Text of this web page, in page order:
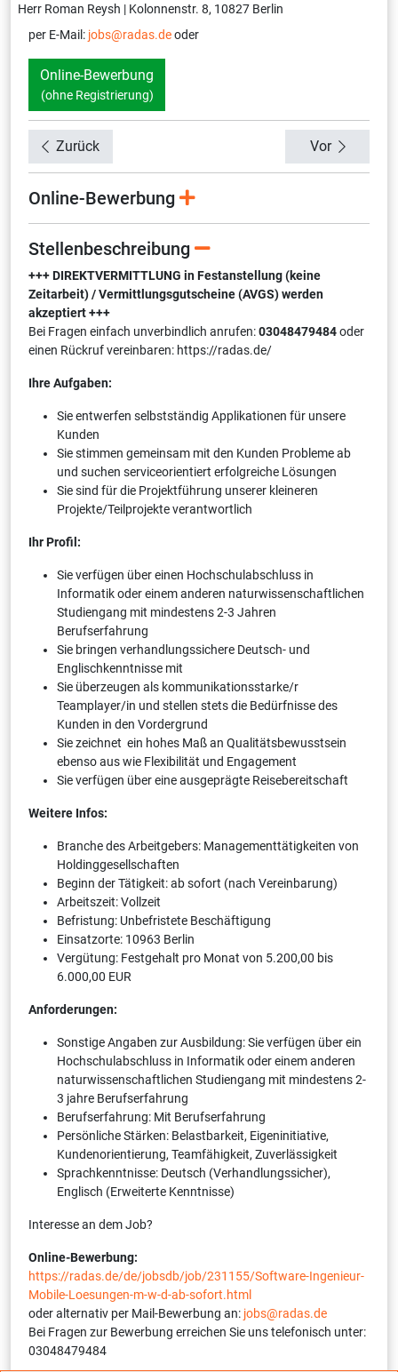
Herr Roman Reysh | Kolonnenstr. 8, 10827 Berlin
per E-Mail: jobs@radas.deoder
Online-Bewerbung
(ohne Registrierung)
Zurück Vor
Online-Bewerbung
Stellenbeschreibung
+++ DIREKTVERMITTLUNG in Festanstellung (keine
Zeitarbeit) / Vermittlungsgutscheine (AVGS) werden
akzeptiert +++
Bei Fragen einfach unverbindlich anrufen:03048479484oder
einen Rückruf vereinbaren: https://radas.de/
Ihre Aufgaben:
Sie entwerfen selbstständig Applikationen für unsere
Kunden
Sie stimmen gemeinsam mit den Kunden Probleme ab
und suchen serviceorientiert erfolgreiche Lösungen
Sie sind für die Projektführung unserer kleineren
Projekte/Teilprojekte verantwortlich
Ihr Profil:
Sie verfügen über einen Hoch­schulabschluss in
Informatik oder einem anderen naturwissenschaftlichen
Studiengang mit mindestens 2-3 Jahren
Berufserfahrung
Sie bringen verhandlungssichere Deutsch- und
Englischkenntnisse mit
Sie überzeugen als kommunikationsstarke/r
Teamplayer/in und stellen stets die Bedürfnisse des
Kunden in den Vordergrund
Sie zeichnet ein hohes Maß an Qualitätsbewusstsein
ebenso aus wie Flexibilität und Engagement
Sie verfügen über eine ausgeprägte Reisebereitschaft
Weitere Infos:
Branche des Arbeitgebers: Managementtätigkeiten von
Holdinggesellschaften
Beginn der Tätigkeit: ab sofort (nach Vereinbarung)
Arbeitszeit: Vollzeit
Befristung: Unbefristete Beschäftigung
Einsatzorte: 10963 Berlin
Vergütung: Festgehalt pro Monat von 5.200,00 bis
6.000,00 EUR
Anforderungen:
Sonstige Angaben zur Ausbildung: Sie verfügen über ein
Hoch­schulabschluss in Informatik oder einem anderen
natur­wissen­schaftlichen Studiengang mit mindestens 2-
3 jahre Berufserfahrung
Berufserfahrung: Mit Berufserfahrung
Persönliche Stärken: Belastbarkeit, Eigeninitiative,
Kundenorientierung, Teamfähigkeit, Zuverlässigkeit
Sprachkenntnisse: Deutsch (Verhandlungssicher),
Englisch (Erweiterte Kenntnisse)
Interesse an dem Job?
Online-Bewerbung:
https://radas.de/de/jobsdb/job/231155/Software-Ingenieur-
Mobile-Loesungen-m-w-d-ab-sofort.html
oder alternativ per Mail-Bewerbung an: jobs@radas.de
Bei Fragen zur Bewerbung erreichen Sie uns telefonisch unter:
03048479484